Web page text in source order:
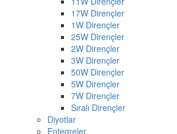
17W Dirençler
1W Dirençler
25W Dirençler
2W Dirençler
3W Dirençler
50W Dirençler
5W Dirençler
7W Dirençler
Sıralı Dirençler
Diyotlar
Entegreler